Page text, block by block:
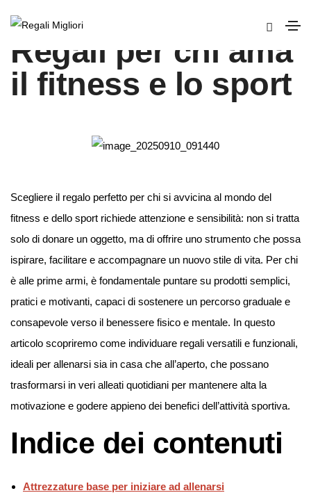
Regali per chi ama
il fitness e lo sport
Scegliere il regalo perfetto per chi si avvicina al mondo del
fitness e dello sport richiede attenzione e sensibilità: non si tratta
solo di donare un oggetto, ma di offrire uno strumento che possa
ispirare, facilitare e accompagnare un nuovo stile di vita. Per chi
è alle prime armi, è fondamentale puntare su prodotti semplici,
pratici e motivanti, capaci di sostenere un percorso graduale e
consapevole verso il benessere fisico e mentale. In questo
articolo scopriremo come individuare regali versatili e funzionali,
ideali per allenarsi sia in casa che all’aperto, che possano
trasformarsi in veri alleati quotidiani per mantenere alta la
motivazione e godere appieno dei benefici dell’attività sportiva.
Indice dei contenuti
Attrezzature base per iniziare ad allenarsi